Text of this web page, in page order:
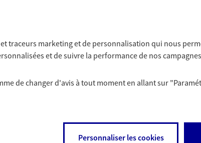
traceurs marketing et de personnalisation qui nous
et de suivre la performance de nos
de changer d'avis à tout moment en allant sur
Personnaliser les cookies